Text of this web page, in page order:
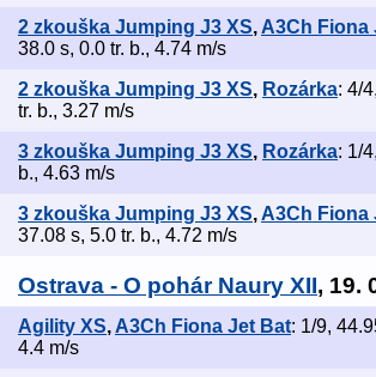
2 zkouška Jumping J3 XS, A3Ch Fiona
38.0 s, 0.0 tr. b., 4.74 m/s
2 zkouška Jumping J3 XS, Rozárka: 4/
tr. b., 3.27 m/s
3 zkouška Jumping J3 XS, Rozárka: 1/
b., 4.63 m/s
3 zkouška Jumping J3 XS,A3Ch Fiona
37.08 s, 5.0 tr. b., 4.72 m/s
Ostrava - O pohár Naury XII, 19.
Agility XS, A3Ch Fiona Jet Bat: 1/9,
4.4 m/s